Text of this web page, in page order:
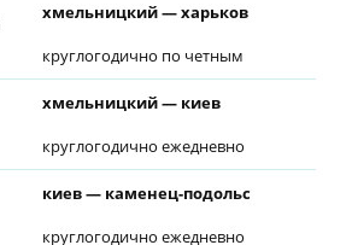
хмельницкий — харьков
круглогодично по четным
хмельницкий — киев
круглогодично ежедневно
киев — каменец-подольс
круглогодично ежедневно